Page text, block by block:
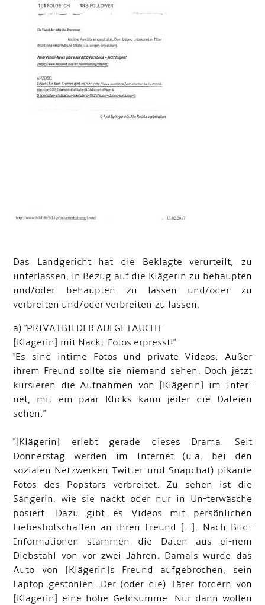
Das Landgericht hat die Beklagte verurteilt, zu
unterlassen, in Bezug auf die Klägerin zu behaupten
und/oder behaupten zu lassen und/oder zu
verbreiten und/oder verbreiten zu lassen,
a) "PRIVATBILDER AUFGETAUCHT
[Klägerin] mit Nackt-Fotos erpresst!"
"Es sind intime Fotos und private Videos. Außer
ihrem Freund sollte sie niemand sehen. Doch jetzt
kursieren die Aufnahmen von [Klägerin] im Inter-
net, mit ein paar Klicks kann jeder die Dateien
sehen."
"[Klägerin] erlebt gerade dieses Drama. Seit
Donnerstag werden im Internet (u.a. bei den
sozialen Netzwerken Twitter und Snapchat) pikante
Fotos des Popstars verbreitet. Zu sehen ist die
Sängerin, wie sie nackt oder nur in Un-terwäsche
posiert. Dazu gibt es Videos mit persönlichen
Liebesbotschaften an ihren Freund […]. Nach Bild-
Informationen stammen die Daten aus ei-nem
Diebstahl von vor zwei Jahren. Damals wurde das
Auto von [Klägerin]s Freund aufgebrochen, sein
Laptop gestohlen. Der (oder die) Täter fordern von
[Klägerin] eine hohe Geldsumme. Nur dann wollen